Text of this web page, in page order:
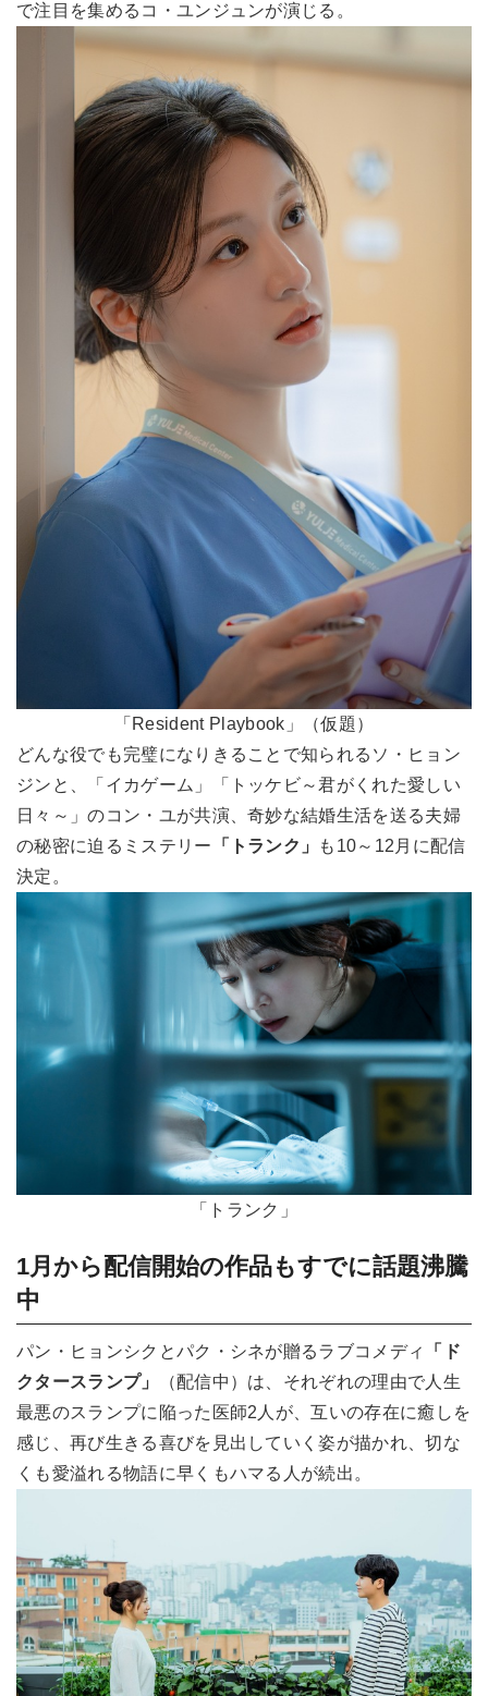
で注目を集めるコ・ユンジュンが演じる。
「Resident Playbook」（仮題）
どんな役でも完璧になりきることで知られるソ・ヒョン
ジンと、「イカゲーム」「トッケビ～君がくれた愛しい
日々～」のコン・ユが共演、奇妙な結婚生活を送る夫婦
の秘密に迫るミステリー 「トランク」
も10～12月に配信
決定。
「トランク」
1月から配信開始の作品もすでに話題沸騰
中
パン・ヒョンシクとパク・シネが贈るラブコメディ
「ド
クタースランプ」
（配信中）は、それぞれの理由で人生
最悪のスランプに陥った医師2人が、互いの存在に癒しを
感じ、再び生きる喜びを見出していく姿が描かれ、切な
くも愛溢れる物語に早くもハマる人が続出。